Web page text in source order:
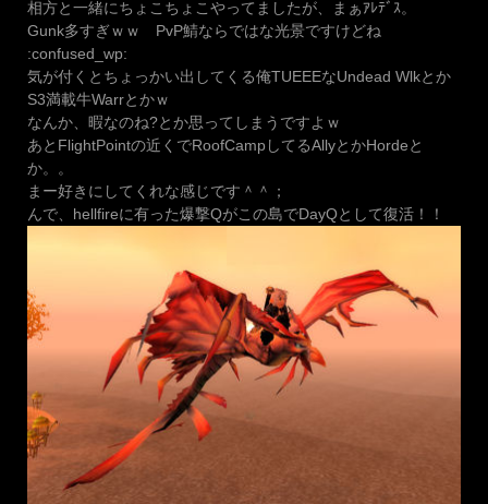
相方と一緒にちょこちょこやってましたが、まぁｱﾚﾃﾞｽ。
Gunk多すぎｗｗ PvP鯖ならではな光景ですけどね
:confused_wp:
気が付くとちょっかい出してくる俺TUEEEなUndead Wlkとか
S3満載牛Warrとかｗ
なんか、暇なのね?とか思ってしまうですよｗ
あとFlightPointの近くでRoofCampしてるAllyとかHordeと
か。。
まー好きにしてくれな感じです＾＾；
んで、hellfireに有った爆撃Qがこの島でDayQとして復活！！